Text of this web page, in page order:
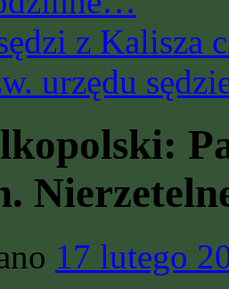
z Kalisza
urzędu
17 lutego